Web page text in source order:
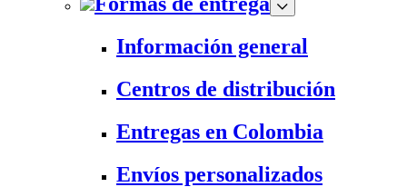
Información general
Centros de distribución
Entregas en Colombia
Envíos personalizados